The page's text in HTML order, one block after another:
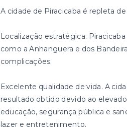
A cidade de Piracicaba é repleta
Localização estratégica.
como a Anhanguera e dos
complicações.
Excelente qualidade de vida. A
resultado obtido devido ao
educação, segurança pública e
lazer e entretenimento.